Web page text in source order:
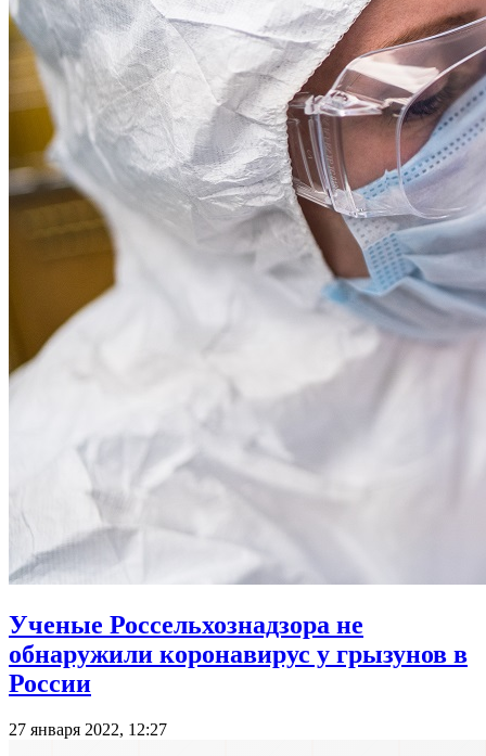
Ученые Россельхознадзора не
обнаружили коронавирус у грызунов в
России
27 января 2022, 12:27